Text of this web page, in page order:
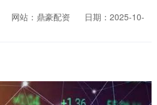
网站：鼎豪配资
日期：2025-10-